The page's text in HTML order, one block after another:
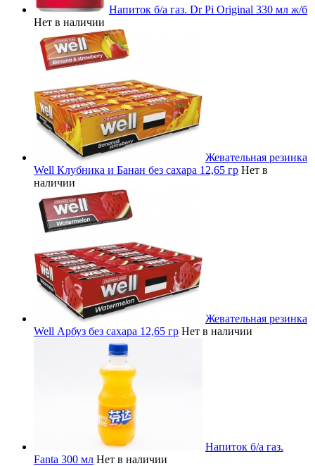
Напиток б/а газ. Dr Pi Original 330 мл ж/б
Нет в наличии
Жевательная резинка
Well Клубника и Банан без сахара 12,65 гр Нет в
наличии
Жевательная резинка
Well Арбуз без сахара 12,65 гр Нет в наличии
Напиток б/а газ.
Fanta 300 мл Нет в наличии